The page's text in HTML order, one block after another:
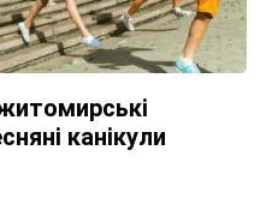
канікули